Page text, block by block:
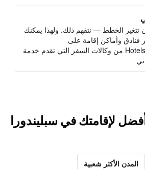
تتغير الخطط — نتفهم ذلك. ولهذا يمكنك
فنادق وأماكن إقامة على
HotelsCombined من وكالات السفر التي تقدم خدمة
لإقامتك في سبليندورا
المدن الأكثر شعبية